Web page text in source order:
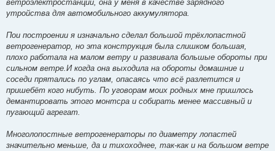
ветроэлектростанции, она у меня в качестве зарядного
утройства для автомобильного аккумулятора.
Пои построении я изначально сделал большой трёхлопастной
ветрогенератор, но эта конструкция была слишком большая,
плохо работала на малом ветру и развивала большые обороты при
сильном ветре.И когда она выходила на обороты домашние и
соседи прятались по углам, опасаясь что всё разлетится и
пришебёт кого нибуть. По уговорам моих родных мне пришлось
демантировать этого монтсра и собирать менее массивный и
пугающий агрегат.
Многолопостные ветрогенераторы по диаметру лопастей
значительно меньше, да и тихоходнее, так-как и на большом ветре